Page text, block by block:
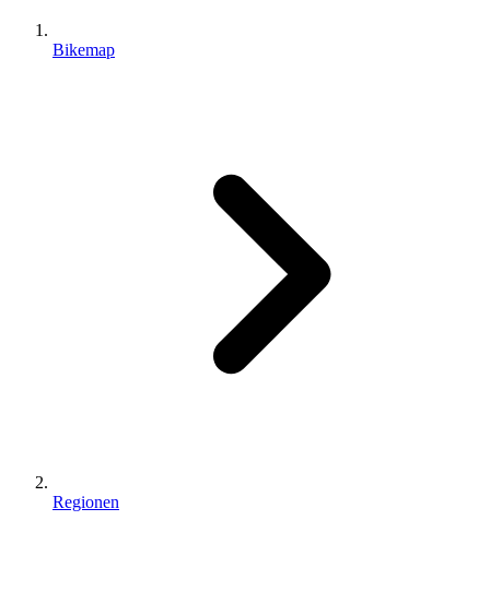
Bikemap
Regionen